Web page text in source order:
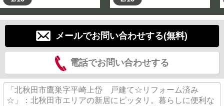
メールでお問い合わせする(無料)
電話でお問い合わせする
「北秋田市鷹巣字平崎上岱 戸建て☆リフォーム済み
☆」：北秋田市エリアの新居にピッタリ。暮らしに便利な